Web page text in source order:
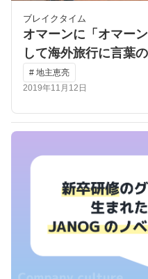
ブレイクタイム
オマーンに「オマー
して海外旅行に言葉
# 地主恵亮
2019年11月12日